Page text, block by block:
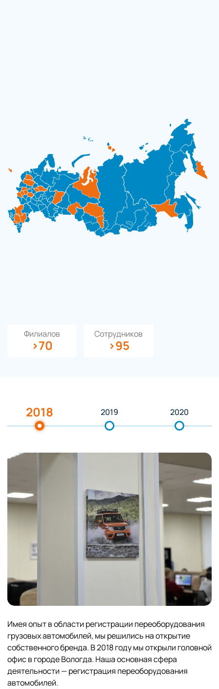
Филиалов
>70
Сотрудников
>95
2018 2019 2020
Имея опыт в области регистрации переоборудования
грузовых автомобилей, мы решились на открытие
собственного бренда. В 2018 году мы открыли головной
офис в городе Вологда. Наша основная сфера
деятельности — регистрация переоборудования
автомобилей.